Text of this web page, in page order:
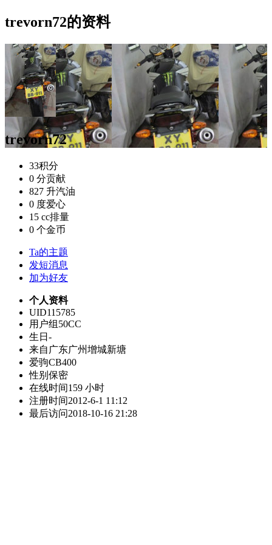
trevorn72的资料
trevorn72
33积分
0 分贡献
827 升汽油
0 度爱心
15 cc排量
0 个金币
Ta的主题
发短消息
加为好友
个人资料
UID115785
用户组 50CC
生日 -
来自 广东广州增城新塘
爱驹CB400
性别 保密
在线时间159 小时
注册时间2012-6-1 11:12
最后访问2018-10-16 21:28